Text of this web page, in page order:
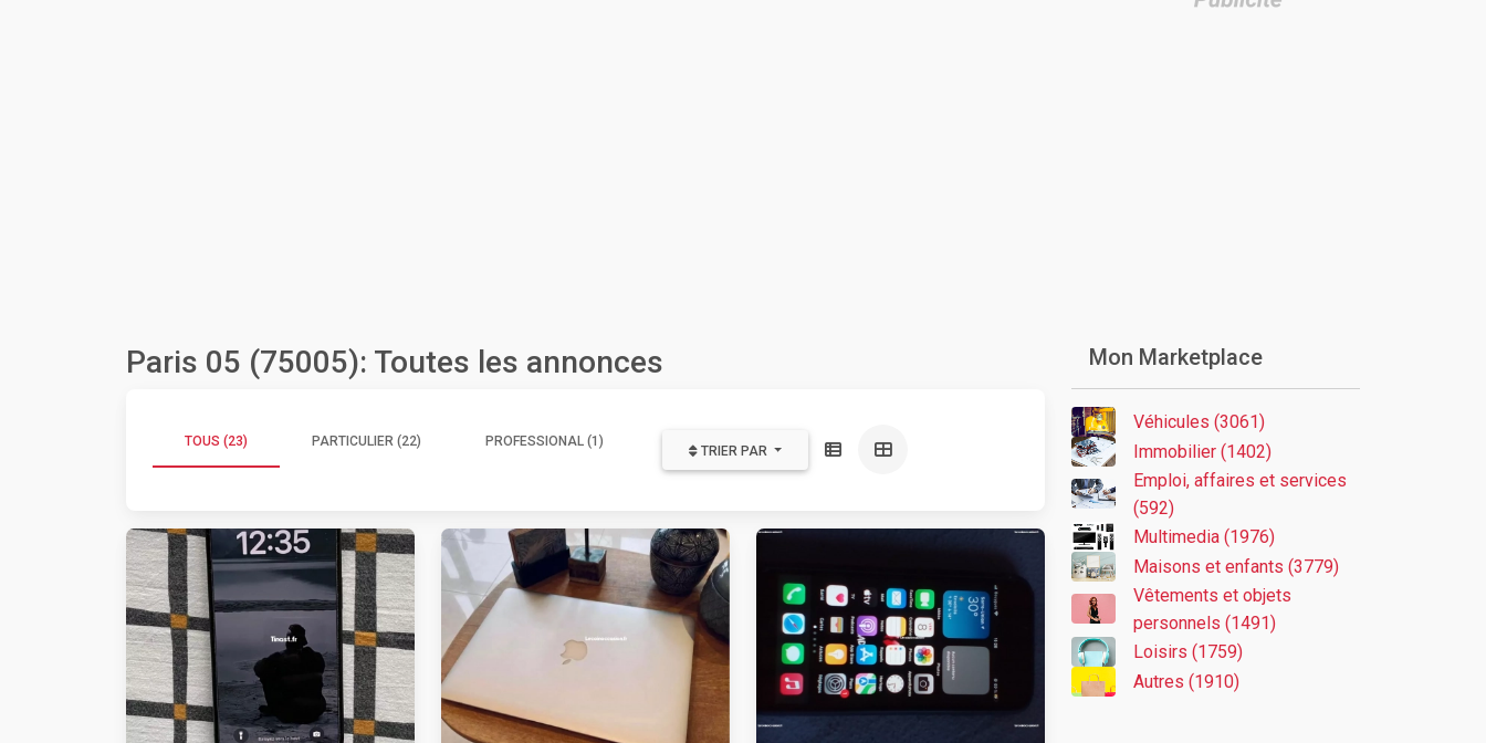
Paris 05 (75005): Toutes les annonces
TOUS (23) PARTICULIER (22) PROFESSIONAL (1)
TRIER PAR
Mon Marketplace
Véhicules (3061)
Immobilier (1402)
Emploi, affaires et services
(592)
Multimedia (1976)
Maisons et enfants (3779)
Vêtements et objets
personnels (1491)
Loisirs (1759)
Autres (1910)